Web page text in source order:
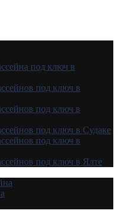
под ключ в
под ключ в
под ключ в
под ключ в Судаке
под ключ в
под ключ в Ялте